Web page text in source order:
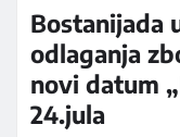
Bostanijada
odlaganja
novi datum
24.jula